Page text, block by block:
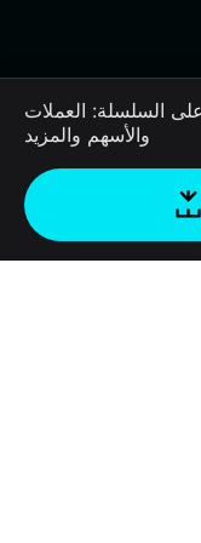
السلسلة: العملات
والأسهم والمزيد